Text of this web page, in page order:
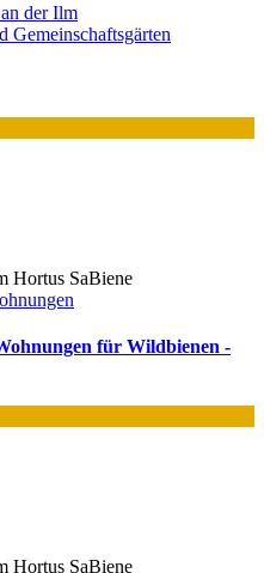
der Ilm
Gemeinschaftsgärten
Hortus SaBiene
für Wildbienen -
Hortus SaBiene